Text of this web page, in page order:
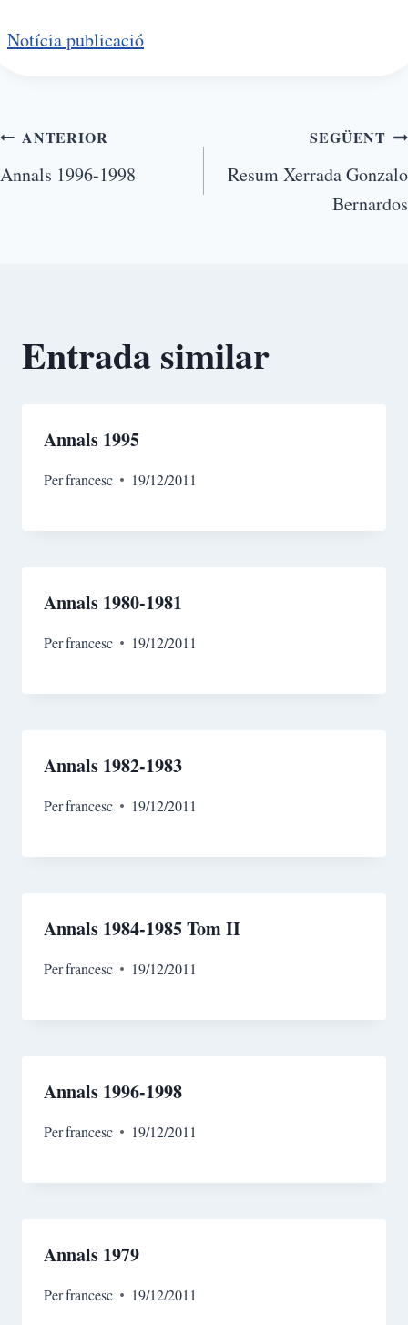
Notícia publicació
ANTERIOR
Annals 1996-1998
SEGÜENT
Resum Xerrada Gonzalo
Bernardos
Entrada similar
Annals 1995
Perfrancesc 19/12/2011
Annals 1980-1981
Perfrancesc 19/12/2011
Annals 1982-1983
Perfrancesc 19/12/2011
Annals 1984-1985 Tom II
Perfrancesc 19/12/2011
Annals 1996-1998
Perfrancesc 19/12/2011
Annals 1979
Perfrancesc 19/12/2011